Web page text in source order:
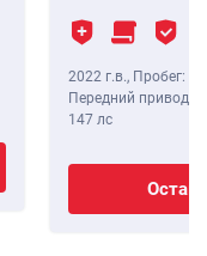
2022 г.в., Пробег:
Передний привод,
147 лс